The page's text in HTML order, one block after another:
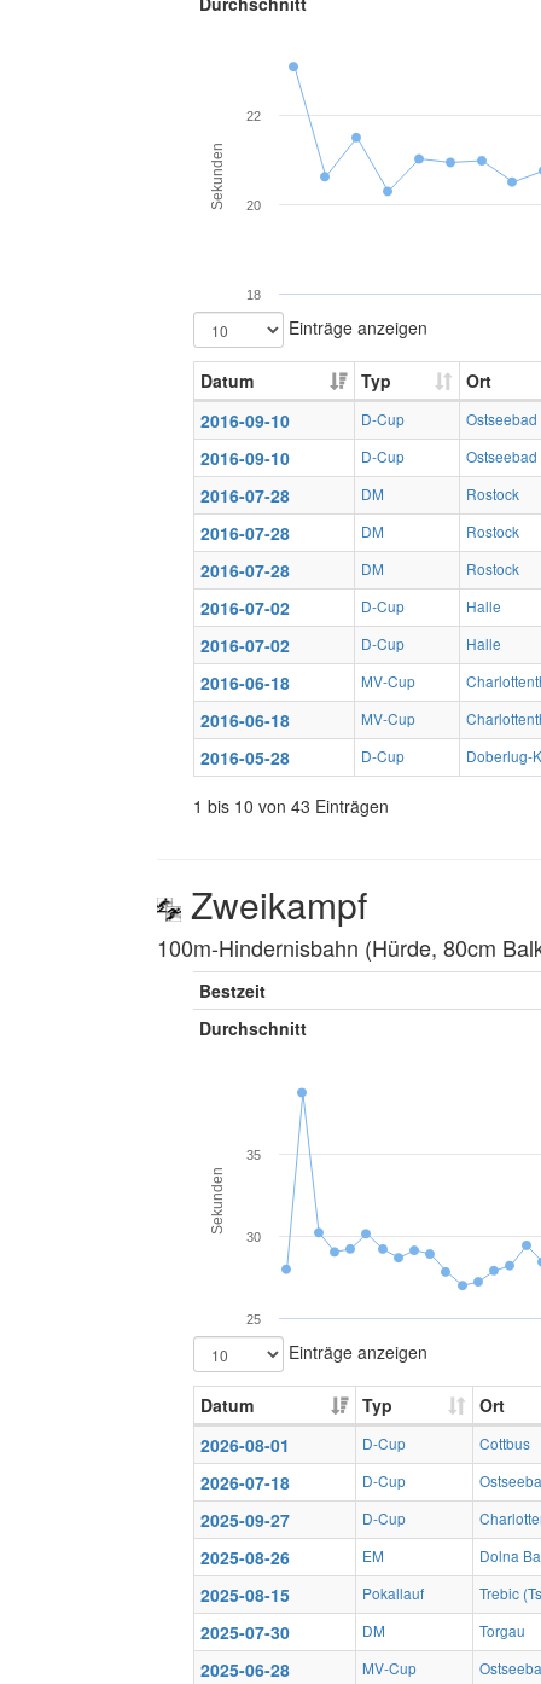
Sekunden
18
20
22
Einträge anzeigen
Datum Typ
Ort
2016-09-10
D-Cup
2016-09-10 D-Cup
2016-07-28 DM Rostock
2016-07-28 DM Rostock
2016-07-28 DM Rostock
2016-07-02 D-Cup Halle
2016-07-02 D-Cup Halle
2016-06-18 MV-Cup
2016-06-18 MV-Cup
2016-05-28 D-Cup Doberlug-
1 bis 10 von 43 Einträgen
Zweikampf
100m-Hindernisbahn (Hürde, 80cm
Bestzeit
Durchschnitt
Sekunden
25
30
35
Einträge anzeigen
Datum Typ
Ort
2026-08-01
D-Cup Cottbus
2026-07-18 D-Cup
2025-09-27 D-Cup
2025-08-26 EM Dolna
2025-08-15 Pokallauf Trebic
2025-07-30 DM Torgau
2025-06-28 MV-Cup